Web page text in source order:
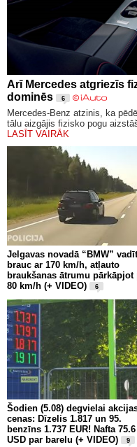
Arī Mercedes atgriezīs
dominēs
6
Mercedes-Benz atzinis, ka
tālu aizgājis fizisko pogu
LASĪT VAIRĀK
Jelgavas novadā “BMW”
brauc ar 170 km/h, atļauto
braukšanas ātrumu pārkāpjot
80 km/h (+ VIDEO)
6
Šodien (5.08) degvielai
cenas: Dīzelis 1.817 un 95.
benzīns 1.737 EUR! Nafta 75.6
USD par barelu (+ VIDEO)
9